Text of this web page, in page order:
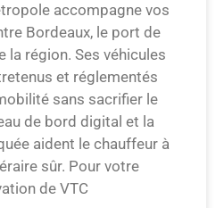
accompagne vos
Bordeaux, le port de
la région. Ses véhicules
et réglementés
sans sacrifier le
de bord digital et la
aident le chauffeur à
sûr. Pour votre
de VTC